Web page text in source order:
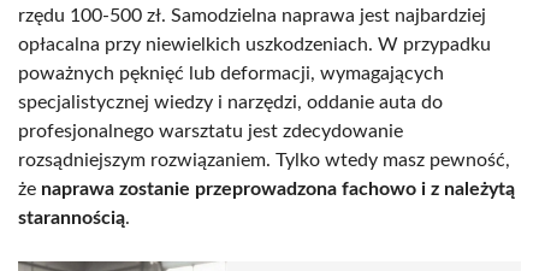
rzędu 100-500 zł. Samodzielna naprawa jest najbardziej
opłacalna przy niewielkich uszkodzeniach. W przypadku
poważnych pęknięć lub deformacji, wymagających
specjalistycznej wiedzy i narzędzi, oddanie auta do
profesjonalnego warsztatu jest zdecydowanie
rozsądniejszym rozwiązaniem. Tylko wtedy masz pewność,
że naprawa zostanie przeprowadzona fachowo i z należytą
starannością.